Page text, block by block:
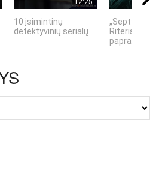
12:25
10 įsimintinų
detektyvinių serialų
„Septynių
Riteris" – kai